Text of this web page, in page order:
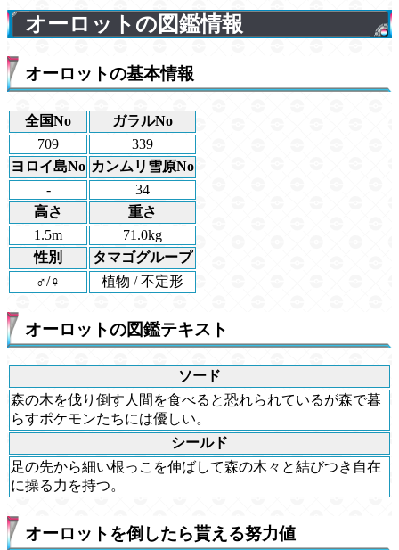
オーロットの図鑑情報
オーロットの基本情報
全国No
ガラルNo
709
339
ヨロイ島No カンムリ雪原No
-
34
高さ
重さ
1.5m
71.0kg
性別
タマゴグループ
♂/♀
植物 / 不定形
オーロットの図鑑テキスト
ソード
森の木を伐り倒す人間を食べると恐れられているが森で暮
らすポケモンたちには優しい。
シールド
足の先から細い根っこを伸ばして森の木々と結びつき自在
に操る力を持つ。
オーロットを倒したら貰える努力値